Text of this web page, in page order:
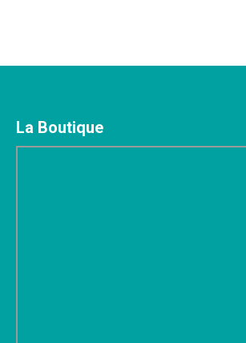
La Boutique